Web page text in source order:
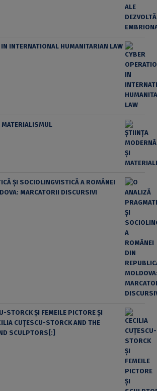
INTERNATIONAL HUMANITARIAN LAW
MATERIALISMUL
ȘI SOCIOLINGVISTICĂ A ROMÂNEI
MARCATORII DISCURSIVI
STORCK ŞI FEMEILE PICTORE ŞI
CUŢESCU-STORCK AND THE
SCULPTORS[:]